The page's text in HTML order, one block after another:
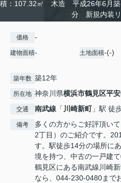
積：107.32㎡ 木造 平成26年6月
分 新規内装
価格 -
建物面積- 土地面積-(-)
築年数 築12年
所在地 神奈川県横浜市鶴見区平
交通 南武線 「 川崎新町」駅 徒
備考
多くの方からご好評頂い
2丁目）のご紹介です。
す。駅徒歩14分の場所に
境を持つ、中古の一戸建
鶴見区にある南武線川崎
なら、044-230-0480まで